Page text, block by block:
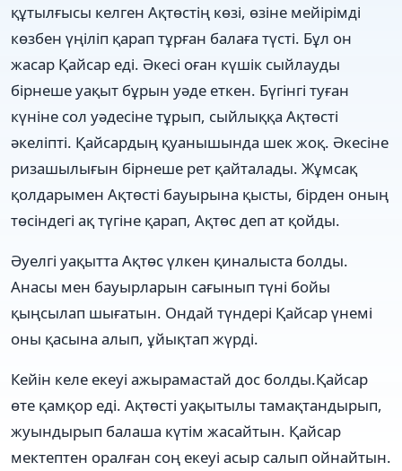
құтылғысы келген Ақтөстің көзі, өзіне мейірімді
көзбен үңіліп қарап тұрған балаға түсті. Бұл он
жасар Қайсар еді. Әкесі оған күшік сыйлауды
бірнеше уақыт бұрын уәде еткен. Бүгінгі туған
күніне сол уәдесіне тұрып, сыйлыққа Ақтөсті
әкеліпті. Қайсардың қуанышында шек жоқ. Әкесіне
ризашылығын бірнеше рет қайталады. Жұмсақ
қолдарымен Ақтөсті бауырына қысты, бірден оның
төсіндегі ақ түгіне қарап, Ақтөс деп ат қойды.
Әуелгі уақытта Ақтөс үлкен қиналыста болды.
Анасы мен бауырларын сағынып түні бойы
қыңсылап шығатын. Ондай түндері Қайсар үнемі
оны қасына алып, ұйықтап жүрді.
Кейін келе екеуі ажырамастай дос болды.Қайсар
өте қамқор еді. Ақтөсті уақытылы тамақтандырып,
жуындырып балаша күтім жасайтын. Қайсар
мектептен оралған соң екеуі асыр салып ойнайтын.